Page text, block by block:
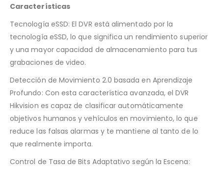
Características
Tecnología eSSD: El DVR está alimentado por la
tecnología eSSD, lo que significa un rendimiento superior
y una mayor capacidad de almacenamiento para tus
grabaciones de video.
Detección de Movimiento 2.0 basada en Aprendizaje
Profundo: Con esta característica avanzada, el DVR
Hikvision es capaz de clasificar automáticamente
objetivos humanos y vehículos en movimiento, lo que
reduce las falsas alarmas y te mantiene al tanto de lo
que realmente importa.
Control de Tasa de Bits Adaptativo según la Escena: